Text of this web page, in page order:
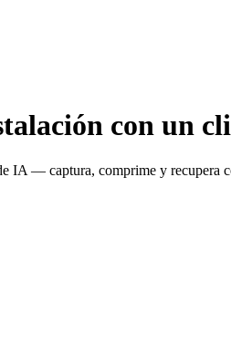
con un
IA — captura, comprime y recupera